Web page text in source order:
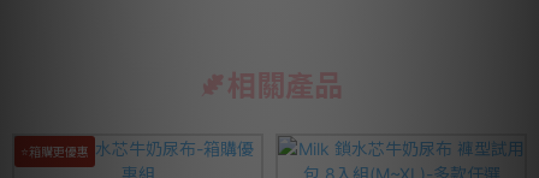
相關產品
⭐箱購更優惠